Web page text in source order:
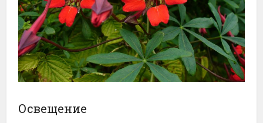
Освещение